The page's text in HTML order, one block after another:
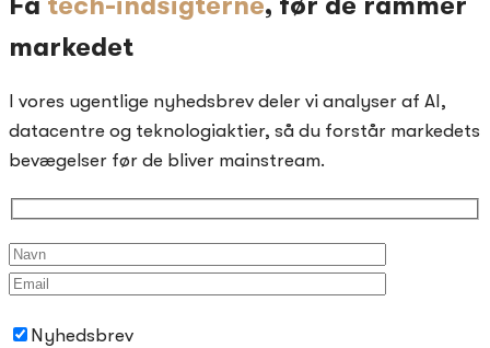
markedet
I vores ugentlige nyhedsbrev deler vi analyser af AI,
datacentre og teknologiaktier, så du forstår markedets
bevægelser før de bliver mainstream.
Nyhedsbrev